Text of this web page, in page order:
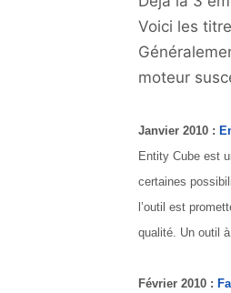
Voici les
moteur
Janvier 2010 :
Entity Cube est
certaines
l’outil est
qualité. Un outil
Février 2010 :